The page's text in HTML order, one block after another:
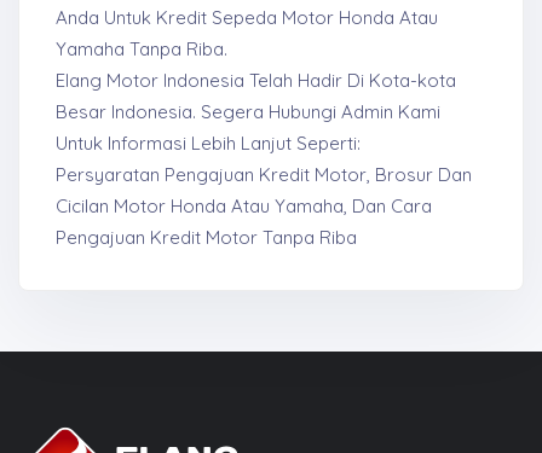
Anda Untuk Kredit Sepeda Motor Honda Atau
Yamaha Tanpa Riba.
Elang Motor Indonesia Telah Hadir Di Kota-kota
Besar Indonesia. Segera Hubungi Admin Kami
Untuk Informasi Lebih Lanjut Seperti:
Persyaratan Pengajuan Kredit Motor, Brosur Dan
Cicilan Motor Honda Atau Yamaha, Dan Cara
Pengajuan Kredit Motor Tanpa Riba